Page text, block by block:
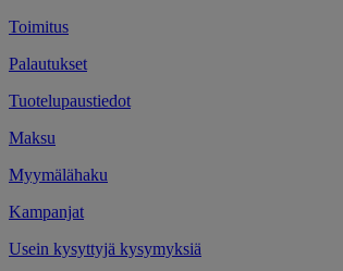
Toimitus
Palautukset
Tuotelupaustiedot
Maksu
Myymälähaku
Kampanjat
Usein kysyttyjä kysymyksiä